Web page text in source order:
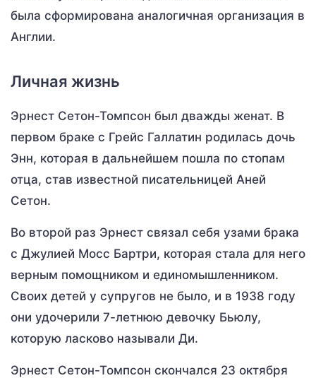
была сформирована аналогичная организация в
Англии.
Личная жизнь
Эрнест Сетон-Томпсон был дважды женат. В
первом браке с Грейс Галлатин родилась дочь
Энн, которая в дальнейшем пошла по стопам
отца, став известной писательницей Аней
Сетон.
Во второй раз Эрнест связал себя узами брака
с Джулией Мосс Бартри, которая стала для него
верным помощником и единомышленником.
Своих детей у супругов не было, и в 1938 году
они удочерили 7-летнюю девочку Бьюлу,
которую ласково называли Ди.
Эрнест Сетон-Томпсон скончался 23 октября